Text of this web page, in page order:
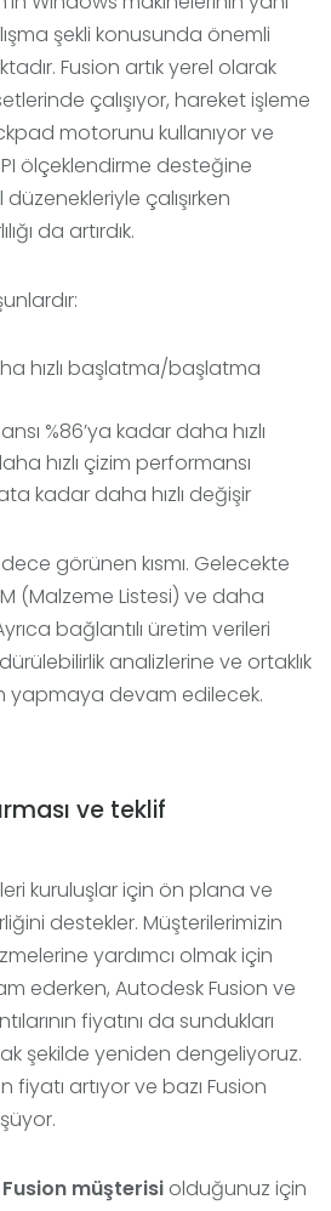
şekli konusunda önemli
Fusion artık yerel olarak
çalışıyor, hareket işleme
motorunu kullanıyor ve
ölçeklendirme desteğine
çalışırken
da artırdık.
hızlı başlatma/başlatma
%86’ya kadar daha hızlı
hızlı çizim performansı
kadar daha hızlı değişir
görünen kısmı. Gelecekte
(Malzeme Listesi) ve daha
bağlantılı üretim verileri
analizlerine ve ortaklık
yapmaya devam edilecek.
ve teklif
kuruluşlar için ön plana ve
destekler. Müşterilerimizin
yardımcı olmak için
ederken, Autodesk Fusion ve
fiyatını da sundukları
şekilde yeniden dengeliyoruz.
fiyatı artıyor ve bazı Fusion
müşterisi olduğunuz için